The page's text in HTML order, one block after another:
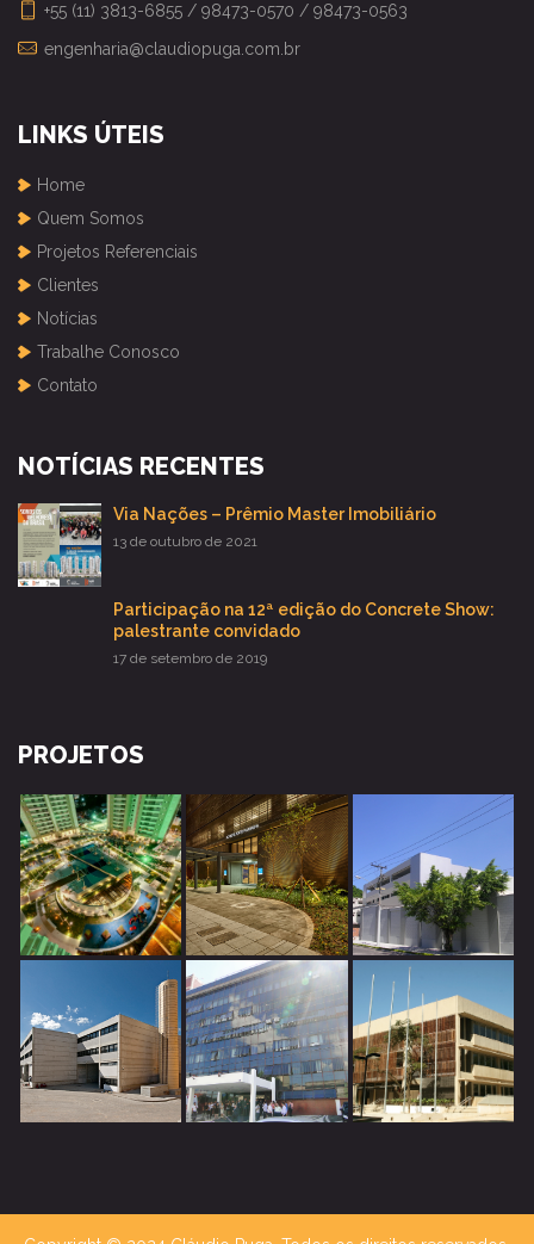
+55 (11) 3813-6855 / 98473-0570 / 98473-0563
engenharia@claudiopuga.com.br
LINKS ÚTEIS
Home
Quem Somos
Projetos Referenciais
Clientes
Notícias
Trabalhe Conosco
Contato
NOTÍCIAS RECENTES
Via Nações – Prêmio Master Imobiliário
13 de outubro de 2021
Participação na 12ª edição do Concrete Show:
palestrante convidado
17 de setembro de 2019
PROJETOS